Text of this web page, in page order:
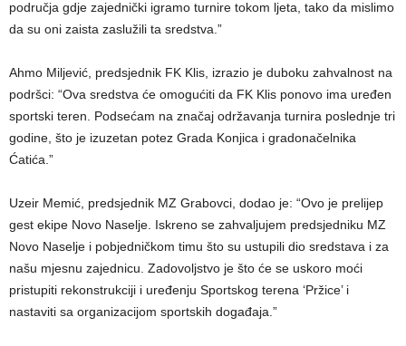
područja gdje zajednički igramo turnire tokom ljeta, tako da mislimo
da su oni zaista zaslužili ta sredstva.”
Ahmo Miljević, predsjednik FK Klis, izrazio je duboku zahvalnost na
podršci: “Ova sredstva će omogućiti da FK Klis ponovo ima uređen
sportski teren. Podsećam na značaj održavanja turnira poslednje tri
godine, što je izuzetan potez Grada Konjica i gradonačelnika
Ćatića.”
Uzeir Memić, predsjednik MZ Grabovci, dodao je: “Ovo je prelijep
gest ekipe Novo Naselje. Iskreno se zahvaljujem predsjedniku MZ
Novo Naselje i pobjedničkom timu što su ustupili dio sredstava i za
našu mjesnu zajednicu. Zadovoljstvo je što će se uskoro moći
pristupiti rekonstrukciji i uređenju Sportskog terena ‘Pržice’ i
nastaviti sa organizacijom sportskih događaja.”